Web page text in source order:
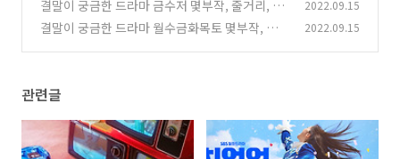
민, 김지은 (0)
결말이 궁금한 드라마 금수저 몇부작, 줄거리, 원
작 웹툰 인물관계도, 등장인물 육성재, 이종원, 정
2022.09.15
결말이 궁금한 드라마 월수금화목토 몇부작, 줄
2022.09.15
관련글